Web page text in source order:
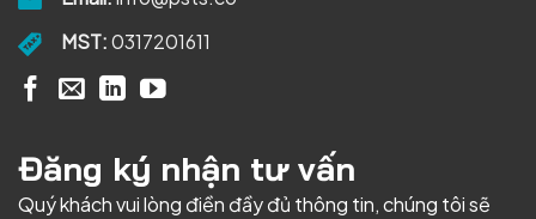
MST:0317201611
Đăng ký nhận tư vấn
Quý khách vui lòng điền đầy đủ thông tin, chúng tôi sẽ